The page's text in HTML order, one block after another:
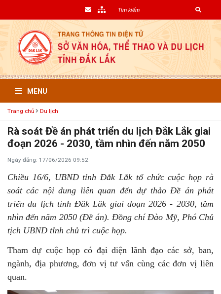
MENU
Trang chủ Du lịch
Rà soát Đề án phát triển du lịch Đắk Lắk giai
đoạn 2026 - 2030, tầm nhìn đến năm 2050
Ngày đăng: 17/06/2026 09:52
Chiều 16/6, UBND tỉnh Đắk Lắk tổ chức cuộc họp rà
soát các nội dung liên quan đến dự thảo Đề án phát
triển du lịch tỉnh Đắk Lắk giai đoạn 2026 - 2030, tầm
nhìn đến năm 2050 (Đề án). Đồng chí Đào Mỹ, Phó Chủ
tịch UBND tỉnh chủ trì cuộc họp.
Tham dự cuộc họp có đại diện lãnh đạo các sở, ban,
ngành, địa phương, đơn vị tư vấn cùng các đơn vị liên
quan.